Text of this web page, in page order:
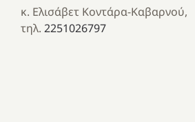
κ. Ελισάβετ Κοντάρα-Καβαρνού,
τηλ. 2251026797